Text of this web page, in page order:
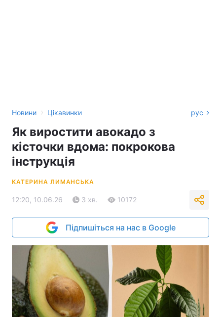
Новини › Цікавинки рус
Як виростити авокадо з
кісточки вдома: покрокова
інструкція
КАТЕРИНА ЛИМАНСЬКА
12:20, 10.06.26 3 хв. 10172
Підпишіться на нас в Google